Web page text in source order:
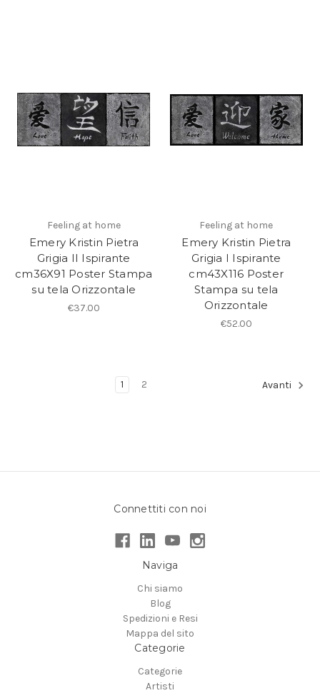
Feeling at home
Emery Kristin Pietra
Grigia II Ispirante
cm36X91 Poster Stampa
su tela Orizzontale
€37.00
Feeling at home
Emery Kristin Pietra
Grigia I Ispirante
cm43X116 Poster
Stampa su tela
Orizzontale
€52.00
1 2 Avanti
Connettiti con noi
Naviga
Chi siamo
Blog
Spedizioni e Resi
Mappa del sito
Categorie
Categorie
Artisti